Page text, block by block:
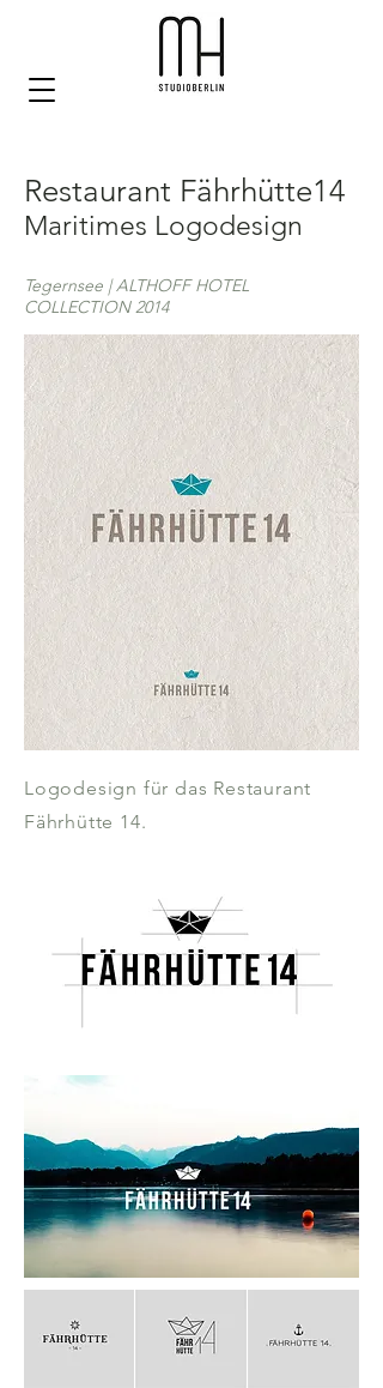
Restaurant Fährhütte14
Maritimes Logodesign
Tegernsee | ALTHOFF HOTEL
COLLECTION 2014
Logodesign für das Restaurant
Fährhütte 14.